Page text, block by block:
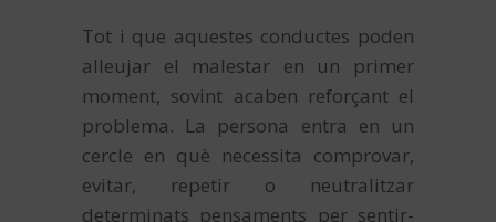
Tot i que aquestes conductes poden
alleujar el malestar en un primer
moment, sovint acaben reforçant el
problema. La persona entra en un
cercle en què necessita comprovar,
evitar, repetir o neutralitzar
determinats pensaments per sentir-